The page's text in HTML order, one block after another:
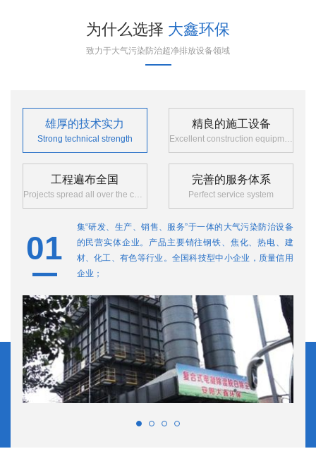
为什么选择 大鑫环保
致力于大气污染防治超净排放设备领域
雄厚的技术实力
Strong technical strength
精良的施工设备
Excellent construction equipment
工程遍布全国
Projects spread all over the country
完善的服务体系
Perfect service system
01
集“研发、生产、销售、服务”于一体的大气污染防治设备
的民营实体企业。产品主要销往钢铁、焦化、热电、建
材、化工、有色等行业。全国科技型中小企业，质量信用
企业；